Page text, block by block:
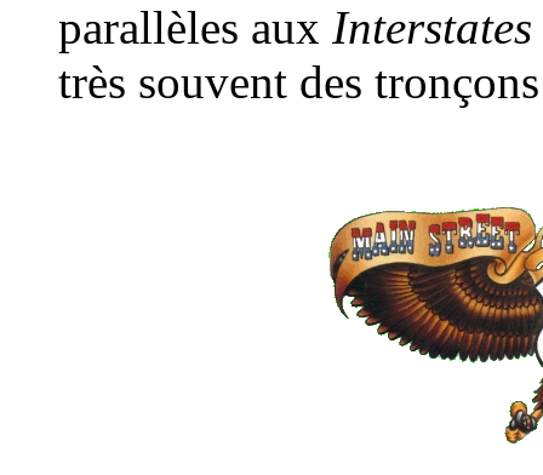
parallèles aux Interstates
très souvent des